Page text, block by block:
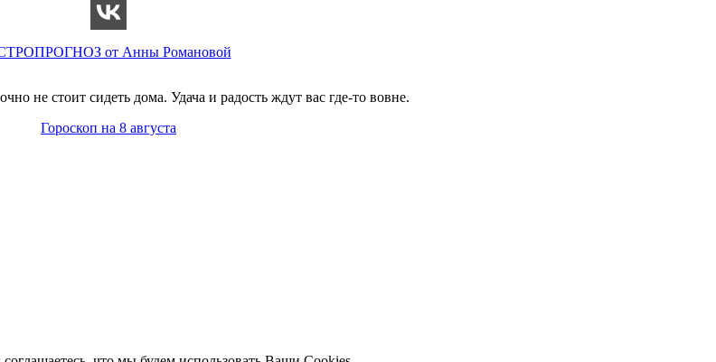
от Анны Романовой
не стоит сидеть дома. Удача и радость ждут вас где-то вовне.
Гороскоп на 8 августа